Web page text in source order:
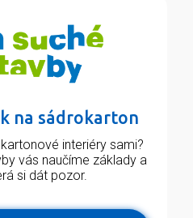
na sádrokarton
interiéry sami?
vás naučíme základy a
si dát pozor.